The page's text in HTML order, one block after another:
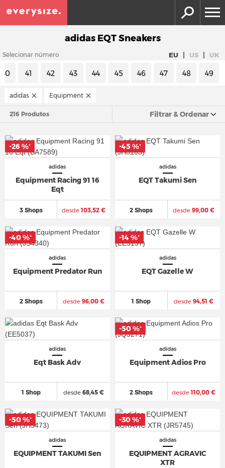
adidas EQT Sneakers
Selecionar número EU | US | UK
40 41 42 43 44 45 46 47 48 49
adidas Equipment
216 Produtos Filtrar & Ordenar
adidas
Equipment Racing 91 16
Eqt
3 Shops desde103,52 €
-26 %*
adidas
EQT Takumi Sen
2 Shops desde 99,00 €
-45 %*
adidas
Equipment Predator Run
2 Shops desde96,00 €
-40 %*
adidas
EQT Gazelle W
1 Shop desde 94,51 €
-14 %*
adidas
Eqt Bask Adv
1 Shop desde68,45 €
adidas
Equipment Adios Pro
2 Shops desde110,00 €
-50 %*
adidas
EQUIPMENT TAKUMI Sen
-50 %*
adidas
EQUIPMENT AGRAVIC
XTR
-30 %*